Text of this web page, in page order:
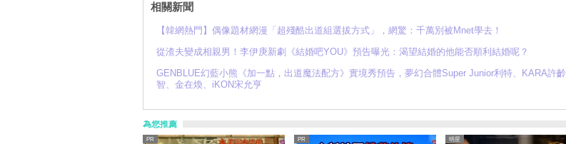
相關新聞
【韓網熱門】偶像題材網漫「超殘酷出道組選拔方式」，網驚：千萬別被Mnet學去！
從渣夫變成相親男！李伊庚新劇《結婚吧YOU》預告曝光：渴望結婚的他能否順利結婚呢？
GENBLUE幻藍小熊《加一點，出道魔法配方》實境秀預告，夢幻合體Super Junior利特、KARA許齡
智、金在煥、iKON宋允亨
為您推薦
明星